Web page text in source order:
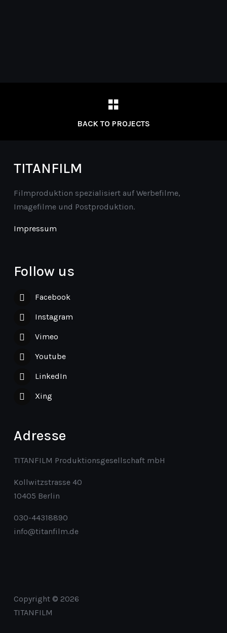
BACK TO PROJECTS
TITANFILM
Filmproduktion spezialisiert auf Werbefilme,
Imagefilme und Postproduktion.
Impressum
Follow us
Facebook
Instagram
Vimeo
Youtube
LinkedIn
Xing
Adresse
TITANFILM Produktionsgesellschaft mbH
Kollwitzstrasse 40
10405 Berlin
030-44318890
info@titanfilm.de
Copyright © 2026
TITANFILM